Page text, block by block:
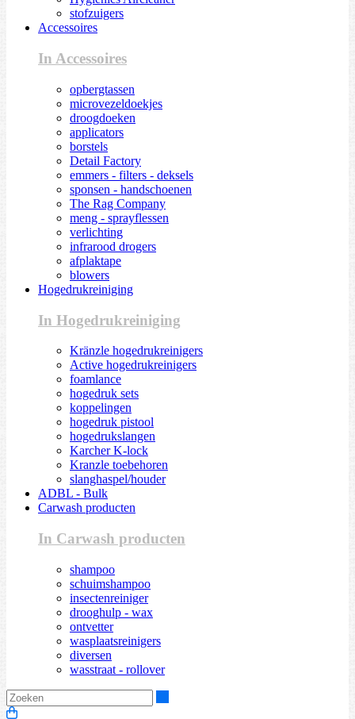
stofzuigers
Accessoires
In Accessoires
opbergtassen
microvezeldoekjes
droogdoeken
applicators
borstels
Detail Factory
emmers - filters - deksels
sponsen - handschoenen
The Rag Company
meng - sprayflessen
verlichting
infrarood drogers
afplaktape
blowers
Hogedrukreiniging
In Hogedrukreiniging
Kränzle hogedrukreinigers
Active hogedrukreinigers
foamlance
hogedruk sets
koppelingen
hogedruk pistool
hogedrukslangen
Karcher K-lock
Kranzle toebehoren
slanghaspel/houder
ADBL - Bulk
Carwash producten
In Carwash producten
shampoo
schuimshampoo
insectenreiniger
drooghulp - wax
ontvetter
wasplaatsreinigers
diversen
wasstraat - rollover